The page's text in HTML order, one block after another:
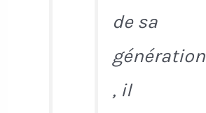
de sa
génération
, il